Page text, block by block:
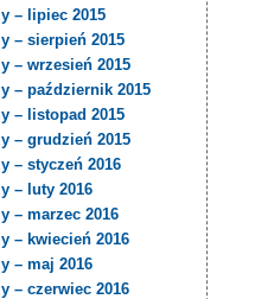
– lipiec 2015
– sierpień 2015
– wrzesień 2015
– październik 2015
– listopad 2015
– grudzień 2015
– styczeń 2016
– luty 2016
– marzec 2016
– kwiecień 2016
– maj 2016
– czerwiec 2016